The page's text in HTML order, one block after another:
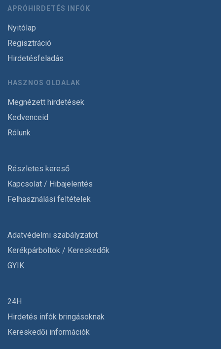
APRÓHIRDETÉS INFÓK
Nyitólap
Regisztráció
Hirdetésfeladás
HASZNOS OLDALAK
Megnézett hirdetések
Kedvenceid
Rólunk
Részletes kereső
Kapcsolat / Hibajelentés
Felhasználási feltételek
Adatvédelmi szabályzatot
Kerékpárboltok / Kereskedők
GYIK
24H
Hirdetés infók bringásoknak
Kereskedői információk